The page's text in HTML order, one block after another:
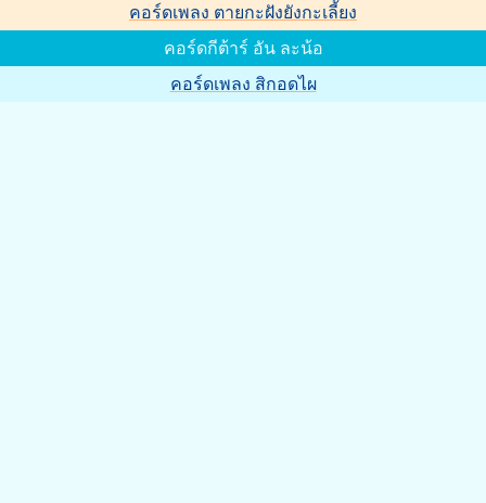
คอร์ดเพลง ตายกะฝังยังกะเลี้ยง
คอร์ดกีต้าร์ อัน ละน้อ
คอร์ดเพลง สิกอดไผ